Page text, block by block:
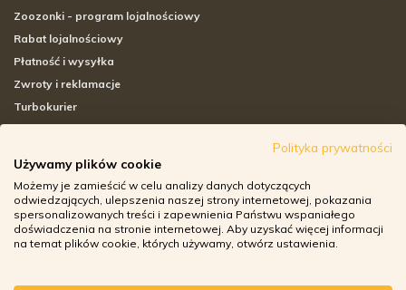
Zoozonki - program lojalnościowy
Rabat lojalnościowy
Płatność i wysyłka
Zwroty i reklamacje
Turbokurier
Adresy sklepów stacjonarnych
Godziny otwarcia sklepów
Aplikacja zoozone.pl
Zwroty i reklamacje
Polityka prywatności
Używamy plików cookie
Możemy je zamieścić w celu analizy danych dotyczących
odwiedzających, ulepszenia naszej strony internetowej, pokazania
spersonalizowanych treści i zapewnienia Państwu wspaniałego
doświadczenia na stronie internetowej. Aby uzyskać więcej informacji
na temat plików cookie, których używamy, otwórz ustawienia.